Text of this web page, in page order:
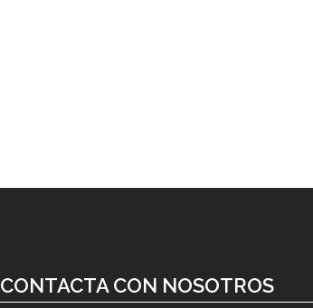
CONTACTA CON NOSOTROS